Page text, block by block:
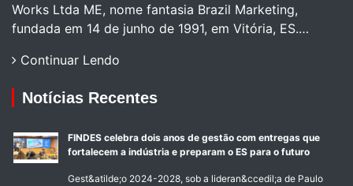
Works Ltda ME, nome fantasia Brazil Marketing,
fundada em 14 de junho de 1991, em Vitória, ES.…
Continuar Lendo
Notícias Recentes
FINDES celebra dois anos de gestão com entregas que
fortalecem a indústria e preparam o ES para o futuro
Gest&atilde;o 2024-2028, sob a lideran&ccedil;a de Paulo